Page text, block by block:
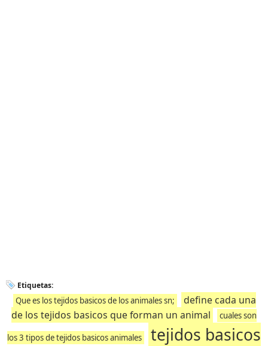
Etiquetas:
Que es los tejidos basicos de los animales sn;
define cada una
de los tejidos basicos que forman un animal
cuales son
los 3 tipos de tejidos basicos animales
tejidos basicos